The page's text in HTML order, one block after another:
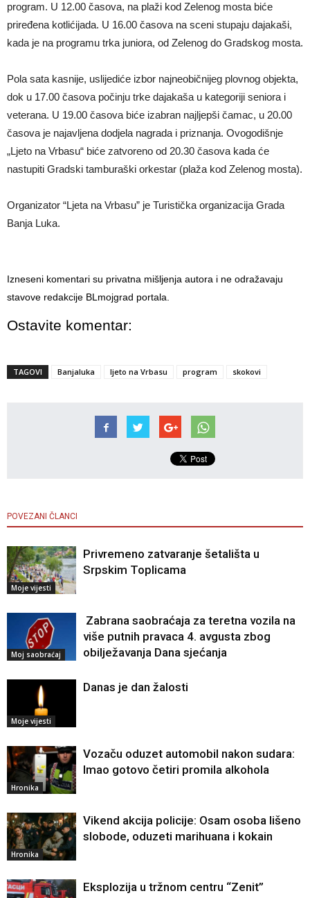
program. U 12.00 časova, na plaži kod Zelenog mosta biće
priređena kotlićijada. U 16.00 časova na sceni stupaju dajakaši,
kada je na programu trka juniora, od Zelenog do Gradskog mosta.
Pola sata kasnije, uslijediće izbor najneobičnijeg plovnog objekta,
dok u 17.00 časova počinju trke dajakaša u kategoriji seniora i
veterana. U 19.00 časova biće izabran najljepši čamac, u 20.00
časova je najavljena dodjela nagrada i priznanja. Ovogodišnje
„Ljeto na Vrbasu“ biće zatvoreno od 20.30 časova kada će
nastupiti Gradski tamburaški orkestar (plaža kod Zelenog mosta).
Organizator “Ljeta na Vrbasu” je Turistička organizacija Grada
Banja Luka.
Izneseni komentari su privatna mišljenja autora i ne odražavaju
stavove redakcije BLmojgrad portala.
Ostavite komentar:
TAGOVI Banjaluka ljeto na Vrbasu program skokovi
POVEZANI ČLANCI
Moje vijesti
Privremeno zatvaranje šetališta u
Srpskim Toplicama
Moj saobraćaj
Zabrana saobraćaja za teretna vozila na
više putnih pravaca 4. avgusta zbog
obilježavanja Dana sjećanja
Moje vijesti
Danas je dan žalosti
Hronika
Vozaču oduzet automobil nakon sudara:
Imao gotovo četiri promila alkohola
Hronika
Vikend akcija policije: Osam osoba lišeno
slobode, oduzeti marihuana i kokain
Eksplozija u tržnom centru “Zenit”